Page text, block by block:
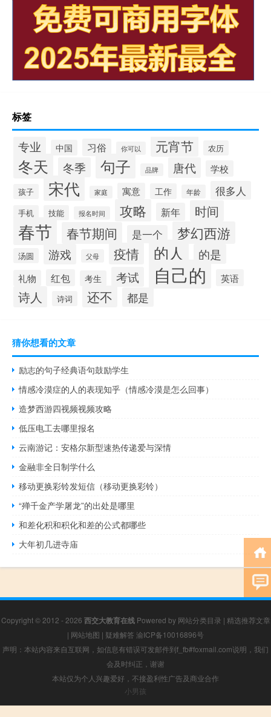
标签
专业 中国 习俗 你可以 元宵节 农历
冬天 冬季 句子 品牌 唐代 学校
孩子 宋代 家庭 寓意 工作 年龄 很多人
手机 技能 报名时间 攻略 新年 时间
春节 春节期间 是一个 梦幻西游
汤圆 游戏 父母 疫情 的人 的是
礼物 红包 考生 考试 自己的 英语
诗人 诗词 还不 都是
猜你想看的文章
励志的句子经典语句鼓励学生
情感冷漠症的人的表现知乎（情感冷漠是怎么回事）
造梦西游四视频视频攻略
低压电工去哪里报名
云南游记：安格尔新型速热传递爱与深情
金融非全日制学什么
移动更换彩铃发短信（移动更换彩铃）
“殚千金产学屠龙”的出处是哪里
和差化积和积化和差的公式都哪些
大年初几进寺庙
Copyright © 2012 - 2026 西交大教育在线Powered by 网站分类目录 | 精选推荐文章
| 网站地图 | 疑难解答 渝ICP备10016896号
声明：本站内容来自互联网，如信息有错误可发邮件到f_fb#foxmail.com说明，我们
会及时纠正，谢谢
本站仅为个人兴趣爱好，不接盈利性广告及商业合作
小男孩